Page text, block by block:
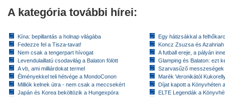
A kategória további hírei:
Kína: bepillantás a holnap világába
Fedezze fel a Tisza-tavat!
Nem csak a tengerpart hívogat
Levendulaillatú csodavilág a Balaton fölött
A vb, ami milliárdokat termel
Élményekkel teli hétvége a MondoConon
Milliók kelnek útra - nem csak a meccsekért
Japán és Korea beköltözik a Hungexpóra
Egy hátizsákkal a
Koncz Zsuzsa és
A futball ereje, a pályán
Glamping és Balaton: ezt
Szarvasűző messzeségek
Marék Veronikától
Díjat kapott a Könyvhéten
ELTE Legendák a